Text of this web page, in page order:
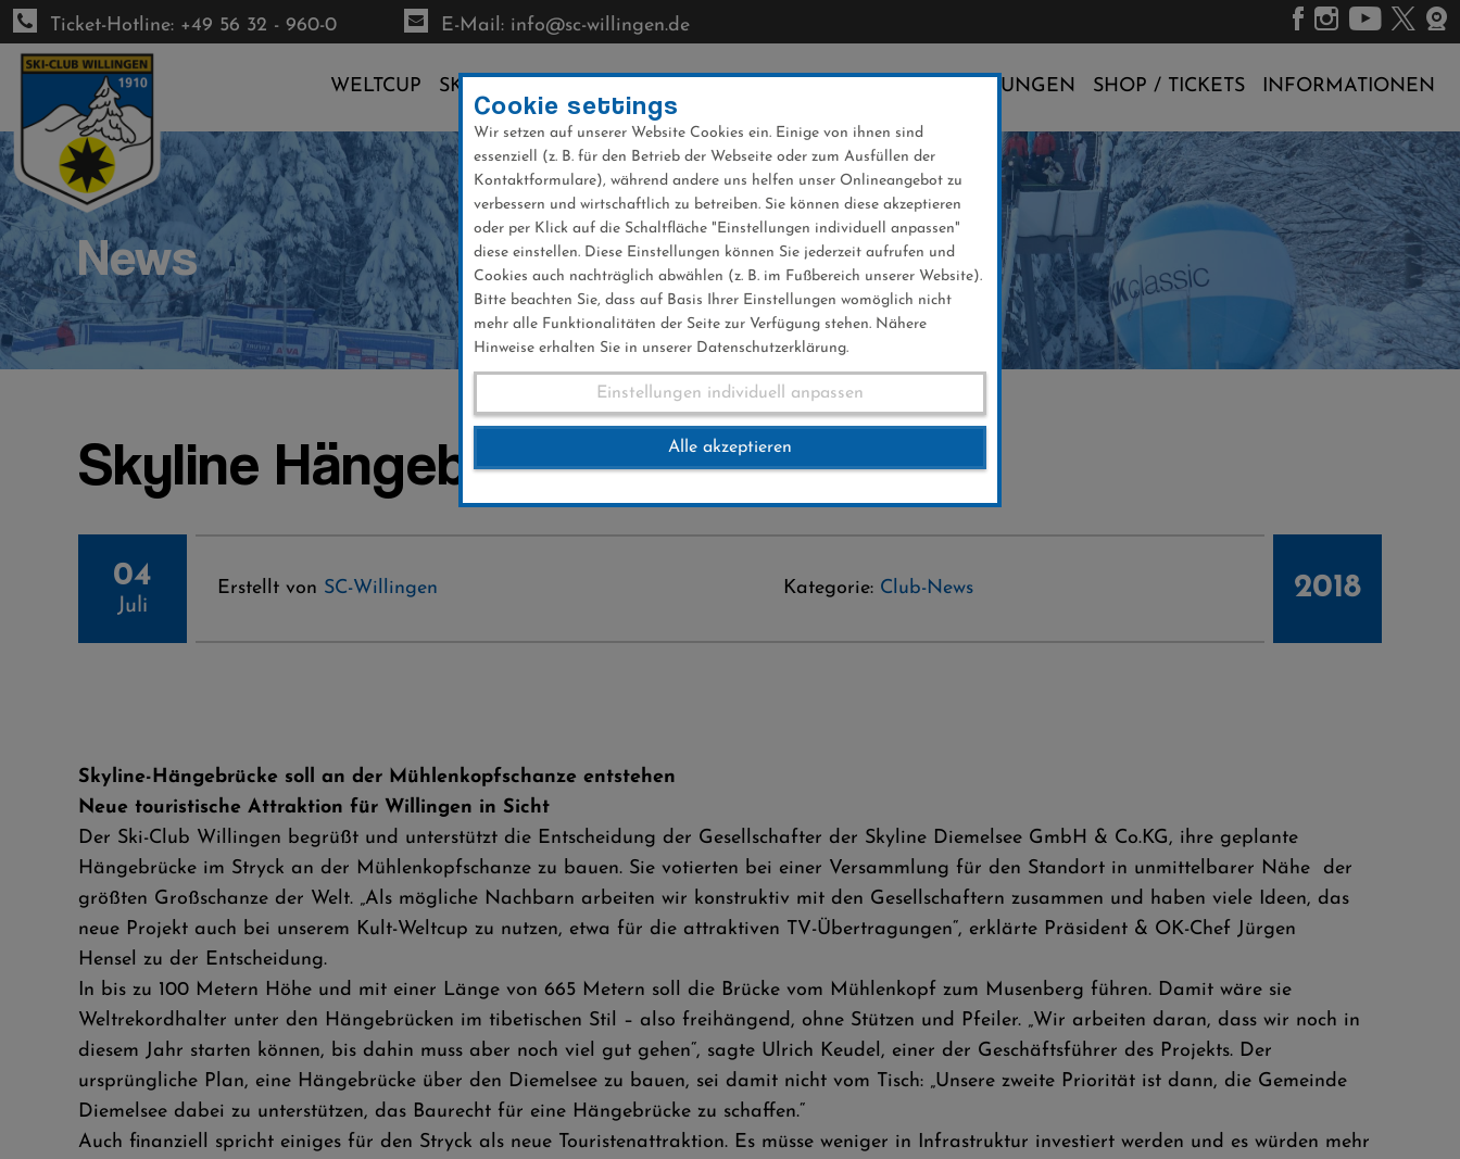
Direkt
zum
Inhalt
Ticket-Hotline: +49 56 32 - 960-0 E-Mail: info@sc-willingen.de
WELTCUP SKI-CLUB VERANSTALTUNGEN SHOP / TICKETS INFORMATIONEN
News
Skyline Hängebrücke
04
Juli
Erstellt von SC-Willingen Kategorie: Club-News 2018
Skyline-Hängebrücke soll an der Mühlenkopfschanze entstehen
Neue touristische Attraktion für Willingen in Sicht
Der Ski-Club Willingen begrüßt und unterstützt die Entscheidung der Gesellschafter der Skyline Diemelsee GmbH & Co.KG, ihre geplante
Hängebrücke im Stryck an der Mühlenkopfschanze zu bauen. Sie votierten bei einer Versammlung für den Standort in unmittelbarer Nähe der
größten Großschanze der Welt. „Als mögliche Nachbarn arbeiten wir konstruktiv mit den Gesellschaftern zusammen und haben viele Ideen, das
neue Projekt auch bei unserem Kult-Weltcup zu nutzen, etwa für die attraktiven TV-Übertragungen“, erklärte Präsident & OK-Chef Jürgen
Hensel zu der Entscheidung.
In bis zu 100 Metern Höhe und mit einer Länge von 665 Metern soll die Brücke vom Mühlenkopf zum Musenberg führen. Damit wäre sie
Weltrekordhalter unter den Hängebrücken im tibetischen Stil – also freihängend, ohne Stützen und Pfeiler. „Wir arbeiten daran, dass wir noch in
diesem Jahr starten können, bis dahin muss aber noch viel gut gehen“, sagte Ulrich Keudel, einer der Geschäftsführer des Projekts. Der
ursprüngliche Plan, eine Hängebrücke über den Diemelsee zu bauen, sei damit nicht vom Tisch: „Unsere zweite Priorität ist dann, die Gemeinde
Diemelsee dabei zu unterstützen, das Baurecht für eine Hängebrücke zu schaffen.“
Auch finanziell spricht einiges für den Stryck als neue Touristenattraktion. Es müsse weniger in Infrastruktur investiert werden und es würden mehr
Cookie settings
Wir setzen auf unserer Website Cookies ein. Einige von ihnen sind
essenziell (z. B. für den Betrieb der Webseite oder zum Ausfüllen der
Kontaktformulare), während andere uns helfen unser Onlineangebot zu
verbessern und wirtschaftlich zu betreiben. Sie können diese akzeptieren
oder per Klick auf die Schaltfläche "Einstellungen individuell anpassen"
diese einstellen. Diese Einstellungen können Sie jederzeit aufrufen und
Cookies auch nachträglich abwählen (z. B. im Fußbereich unserer Website).
Bitte beachten Sie, dass auf Basis Ihrer Einstellungen womöglich nicht
mehr alle Funktionalitäten der Seite zur Verfügung stehen. Nähere
Hinweise erhalten Sie in unserer Datenschutzerklärung.
Einstellungen individuell anpassen
Alle akzeptieren